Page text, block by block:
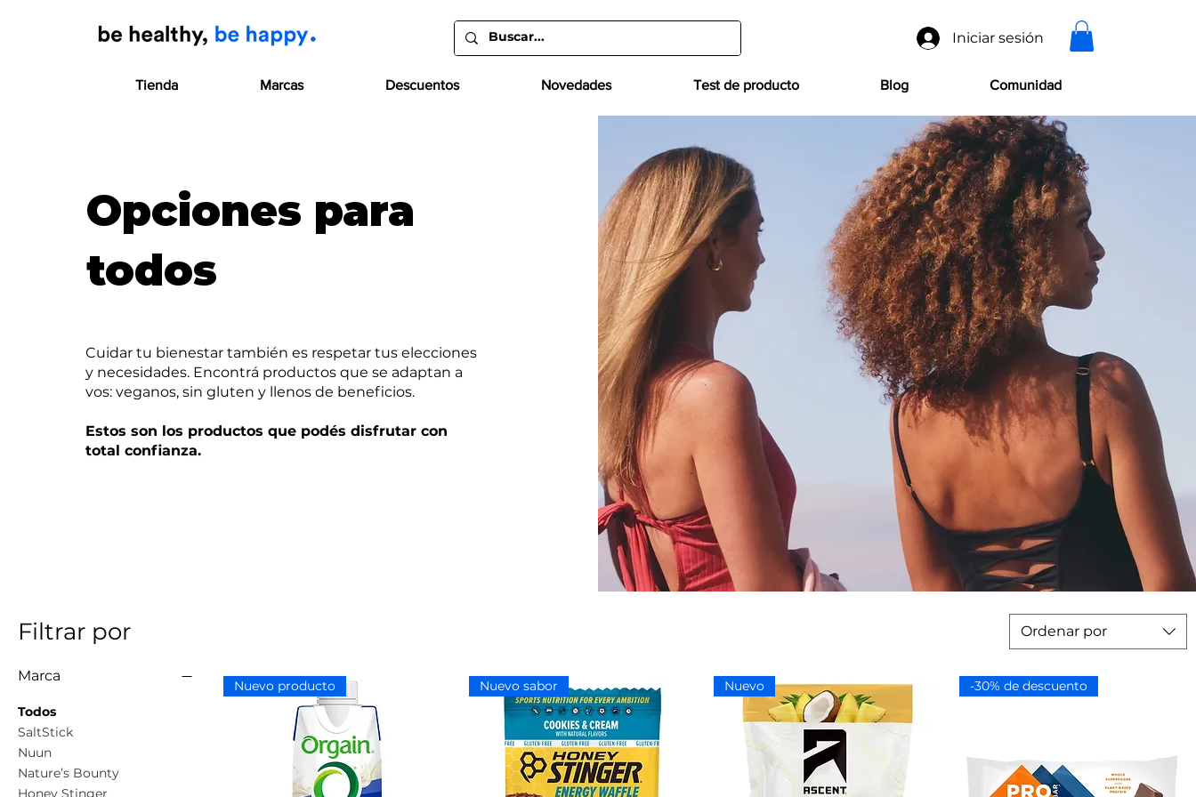
Iniciar sesión
Tienda Marcas Descuentos Novedades Test de producto Blog Comunidad
Opciones para
todos
Cuidar tu bienestar también es respetar tus elecciones
y necesidades. Encontrá productos que se adaptan a
vos: veganos, sin gluten y llenos de beneficios.
Estos son los productos que podés disfrutar con
total confianza.
Filtrar por
Marca
Todos
SaltStick
Nuun
Nature’s Bounty
Honey Stinger
Ordenar por
Nuevo producto Nuevo sabor Nuevo -30% de descuento